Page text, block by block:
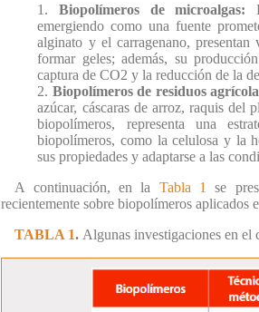
1. Biopolímeros de microalgas:
emergiendo como una fuente
alginato y el carragenano,
formar geles; además, su
captura de CO2 y la reducción de la
2. Biopolímeros de residuos
azúcar, cáscaras de arroz, raquis del
biopolímeros, representa una
biopolímeros, como la celulosa y la
sus propiedades y adaptarse a las
A continuación, en la Tabla 1
se
recientemente sobre biopolímeros aplicados
TABLA 1. Algunas investigaciones en